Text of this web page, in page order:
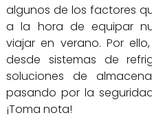
algunos de los factores
a la hora de equipar
viajar en verano. Por
desde sistemas de
soluciones de
pasando por la
¡Toma nota!